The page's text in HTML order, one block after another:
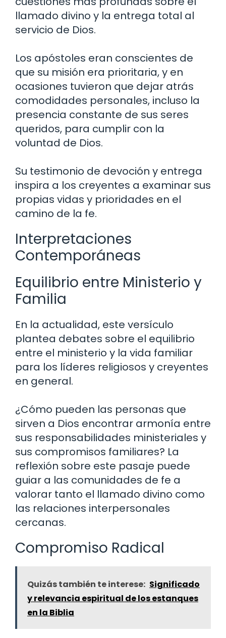
llamado divino y la entrega total al
servicio de Dios.
Los apóstoles eran conscientes de
que su misión era prioritaria, y en
ocasiones tuvieron que dejar atrás
comodidades personales, incluso la
presencia constante de sus seres
queridos, para cumplir con la
voluntad de Dios.
Su testimonio de devoción y entrega
inspira a los creyentes a examinar sus
propias vidas y prioridades en el
camino de la fe.
Interpretaciones
Contemporáneas
Equilibrio entre Ministerio y
Familia
En la actualidad, este versículo
plantea debates sobre el equilibrio
entre el ministerio y la vida familiar
para los líderes religiosos y creyentes
en general.
¿Cómo pueden las personas que
sirven a Dios encontrar armonía entre
sus responsabilidades ministeriales y
sus compromisos familiares? La
reflexión sobre este pasaje puede
guiar a las comunidades de fe a
valorar tanto el llamado divino como
las relaciones interpersonales
cercanas.
Compromiso Radical
Quizás también te interese: Significado
y relevancia espiritual de los estanques
en la Biblia